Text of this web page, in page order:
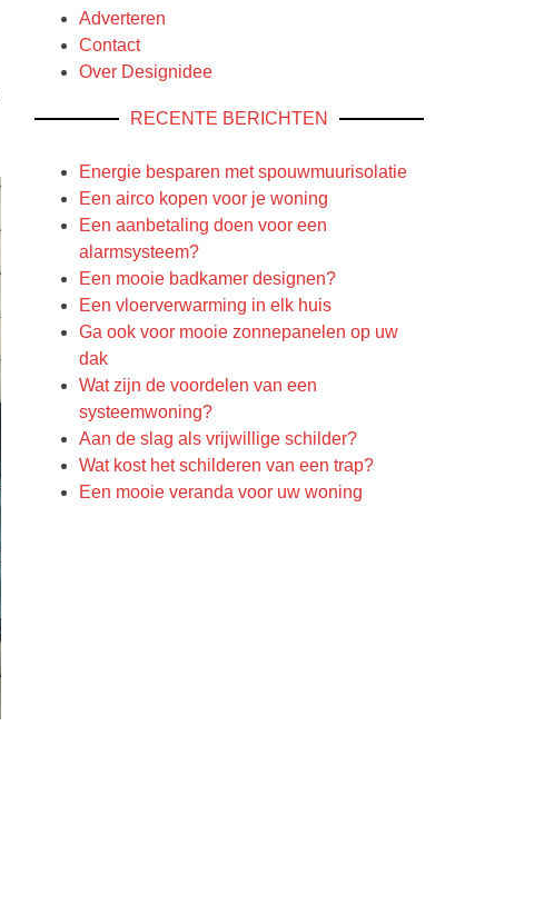
Adverteren
Contact
Over Designidee
RECENTE BERICHTEN
Energie besparen met spouwmuurisolatie
Een airco kopen voor je woning
Een aanbetaling doen voor een
alarmsysteem?
Een mooie badkamer designen?
Een vloerverwarming in elk huis
Ga ook voor mooie zonnepanelen op uw
dak
Wat zijn de voordelen van een
systeemwoning?
Aan de slag als vrijwillige schilder?
Wat kost het schilderen van een trap?
Een mooie veranda voor uw woning